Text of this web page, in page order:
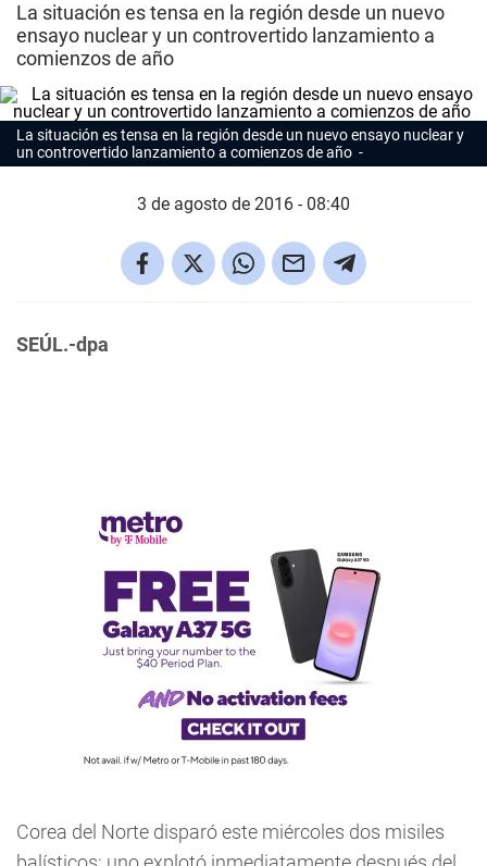
La situación es tensa en la región desde un nuevo
ensayo nuclear y un controvertido lanzamiento a
comienzos de año
La situación es tensa en la región desde un nuevo ensayo nuclear y
un controvertido lanzamiento a comienzos de año
3 de agosto de 2016 - 08:40
SEÚL.-dpa
Corea del Norte disparó este miércoles dos misiles